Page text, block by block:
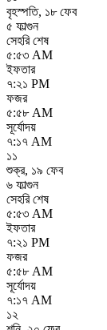
বৃহস্পতি, ১৮ ফেব
৫ ফাল্গুন
সেহরি শেষ
৫:৫৩ AM
ইফতার
৭:২১ PM
ফজর
৫:৫৮ AM
সূর্যোদয়
৭:১৭ AM
১১
শুক্র, ১৯ ফেব
৬ ফাল্গুন
সেহরি শেষ
৫:৫৩ AM
ইফতার
৭:২১ PM
ফজর
৫:৫৮ AM
সূর্যোদয়
৭:১৭ AM
১২